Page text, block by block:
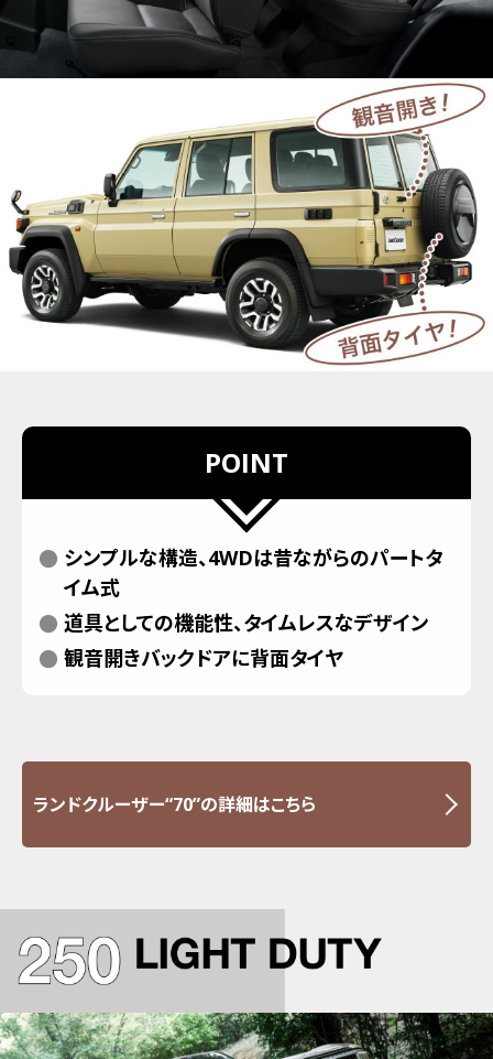
POINT
シンプルな構造、4WDは昔ながらのパートタ
イム式
道具としての機能性、タイムレスなデザイン
観音開きバックドアに背面タイヤ
ランドクルーザー“70”の詳細はこちら